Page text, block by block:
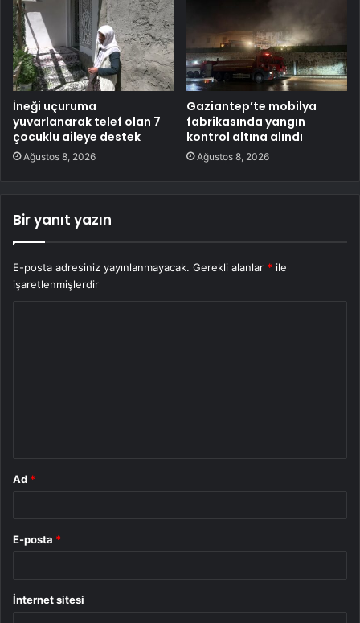
İneği uçuruma
yuvarlanarak telef olan 7
çocuklu aileye destek
Ağustos 8, 2026
Gaziantep’te mobilya
fabrikasında yangın
kontrol altına alındı
Ağustos 8, 2026
Bir yanıt yazın
E-posta adresiniz yayınlanmayacak. Gerekli alanlar * ile
işaretlenmişlerdir
Ad *
E-posta *
İnternet sitesi